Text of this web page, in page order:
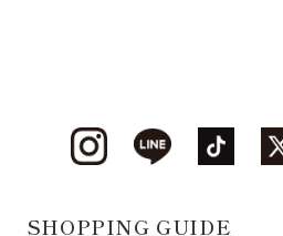
SHOPPING GUIDE